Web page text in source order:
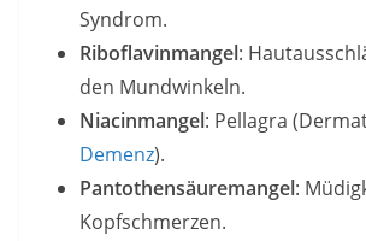
Syndrom.
Riboflavinmangel:
den Mundwinkeln.
Niacinmangel: Pellagra
Demenz).
Pantothensäuremangel:
Kopfschmerzen.